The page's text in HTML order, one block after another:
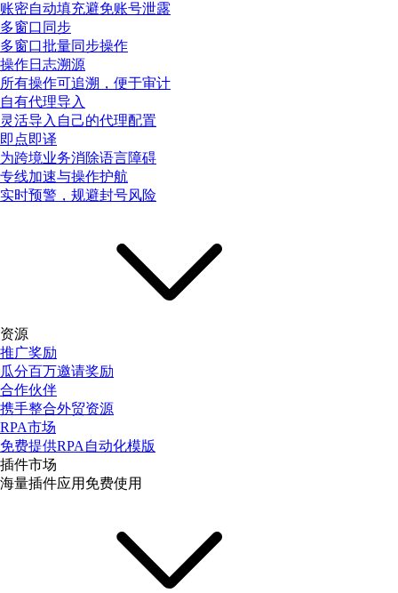
账密自动填充避免账号泄露
多窗口同步
多窗口批量同步操作
操作日志溯源
所有操作可追溯，便于审计
自有代理导入
灵活导入自己的代理配置
即点即译
为跨境业务消除语言障碍
专线加速与操作护航
实时预警，规避封号风险
资源
推广奖励
瓜分百万邀请奖励
合作伙伴
携手整合外贸资源
RPA市场
免费提供RPA自动化模版
插件市场
海量插件应用免费使用